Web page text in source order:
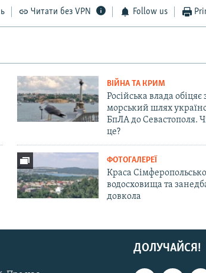
Читати без VPN Follow us
ВІЙНА ТА КРИМ
Російська влада обіцяє
морський шлях
БпЛА до Севастополя.
це?
ФОТОГАЛЕРЕЇ
Краса
водосховища та
довкола
ДОЛУЧАЙСЯ!